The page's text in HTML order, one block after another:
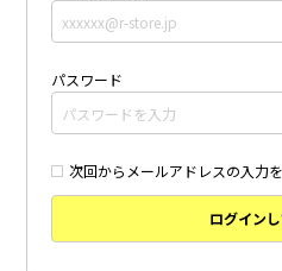
パスワード
次回からメールアドレスの入力
ログイン